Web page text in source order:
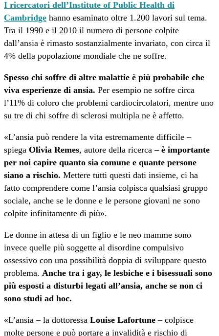
I ricercatori dell’Institute of Public Health di
Cambridge hanno esaminato oltre 1.200 lavori sul tema.
Tra il 1990 e il 2010 il numero di persone colpite
dall’ansia è rimasto sostanzialmente invariato, con circa il
4% della popolazione mondiale che ne soffre.
Spesso chi soffre di altre malattie è più probabile che
viva esperienze di ansia. Per esempio ne soffre circa
l’11% di coloro che problemi cardiocircolatori, mentre uno
su tre di chi soffre di sclerosi multipla ne è affetto.
«L’ansia può rendere la vita estremamente difficile –
spiega Olivia Remes, autore della ricerca – è importante
per noi capire quanto sia comune e quante persone
siano a rischio. Mettere tutti questi dati insieme, ci ha
fatto comprendere come l’ansia colpisca qualsiasi gruppo
sociale, anche se le donne e le persone giovani ne sono
colpite infinitamente di più».
Le donne in attesa di un figlio e le neo mamme sono
invece quelle più soggette al disordine compulsivo
ossessivo con una possibilità doppia di sviluppare questo
problema. Anche tra i gay, le lesbiche e i bisessuali sono
più esposti a disturbi legati all’ansia, anche se non ci
sono studi ad hoc.
«L’ansia – la dottoressa Louise Lafortune – colpisce
molte persone e può portare a invalidità e rischio di